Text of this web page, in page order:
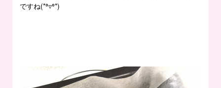
ですね(*⁰▿⁰*)